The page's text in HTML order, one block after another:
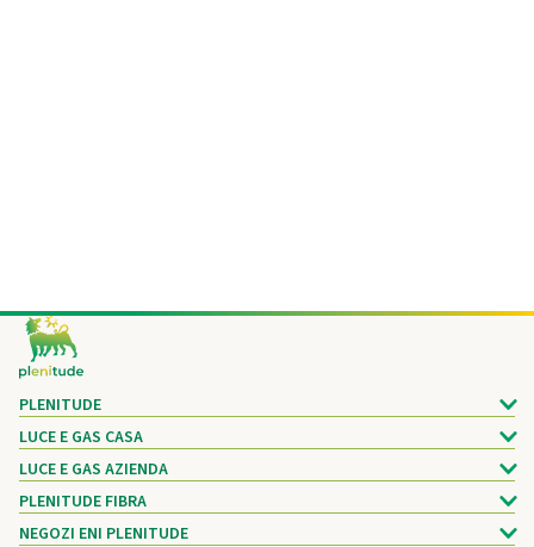
Footer
PLENITUDE
LUCE E GAS CASA
LUCE E GAS AZIENDA
PLENITUDE FIBRA
NEGOZI ENI PLENITUDE